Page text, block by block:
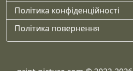
Політика конфіденційності
Політика повернення